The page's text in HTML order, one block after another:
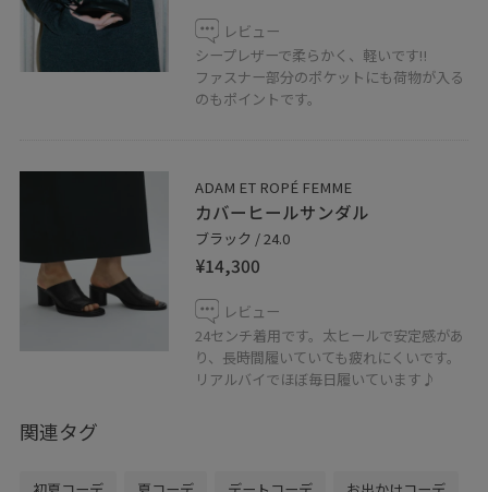
お気軽にお問い合わせくださいませ。
06-6771-8117
LINEで天王寺ミオスタッフに相談は【友だち追加】をタ
レビュー
シープレザーで柔らかく、軽いです‼︎
ファスナー部分のポケットにも荷物が入る
のもポイントです。
ADAM ET ROPÉ FEMME
カバーヒールサンダル
ブラック / 24.0
¥14,300
レビュー
24センチ着用です。太ヒールで安定感があ
り、長時間履いていても疲れにくいです。
リアルバイでほぼ毎日履いています♪
関連タグ